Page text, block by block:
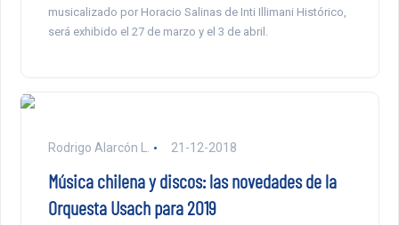
musicalizado por Horacio Salinas de Inti Illimani Histórico,
será exhibido el 27 de marzo y el 3 de abril.
Rodrigo Alarcón L. 21-12-2018
Música chilena y discos: las novedades de la
Orquesta Usach para 2019